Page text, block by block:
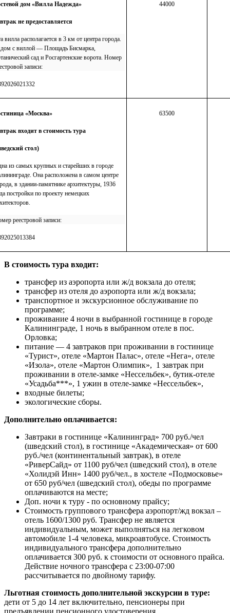
дом «Вилла Надежда»
не предоставляется
вилла располагается в 3 км от центра города.
с виллой — Площадь Бисмарка,
сад и Росгартенские ворота. Номер
записи:
44000
«Москва»
входит в стоимость тура
стол)
из самых крупных и старейших в городе
Она расположена в самом центре
в здании-памятнике архитектуры, 1936
постройки по проекту немецких
реестровой записи:
63500
В стоимость тура входит:
трансфер из аэропорта или ж/д вокзала до отеля;
трансфер из отеля до аэропорта или ж/д вокзала;
транспортное и экскурсионное обслуживание по
программе;
проживание 4 ночи в выбранной гостинице в городе
Калининграде, 1 ночь в выбранном отеле в пос.
Орловка;
питание — 4 завтраков при проживании в гостинице
«Турист», отеле «Мартон Палас», отеле «Нега», отеле
«Изола», отеле «Мартон Олимпик», 1 завтрак при
проживании в отеле-замке «Нессельбек», бутик-отеле
«Усадьба***», 1 ужин в отеле-замке «Нессельбек»,
входные билеты;
экологические сборы.
Дополнительно оплачивается:
Завтраки в гостинице «Калининград» 700 руб./чел
(шведский стол), в гостинице «Академическая» от 600
руб./чел (континентальный завтрак), в отеле
«РиверСайд» от 1100 руб/чел (шведский стол), в отеле
«Холидэй Инн» 1400 руб/чел., в хостеле «Подмосковье»
от 650 руб/чел (шведский стол), обеды по программе
оплачиваются на месте;
Доп. ночи к туру - по основному прайсу;
Стоимость группового трансфера аэропорт/жд вокзал –
отель 1600/1300 руб. Трансфер не является
индивидуальным, может выполняться на легковом
автомобиле 1-4 человека, микроавтобусе. Стоимость
индивидуального трансфера дополнительно
оплачивается 300 руб. к стоимости от основного прайса.
Действие ночного трансфера с 23:00-07:00
рассчитывается по двойному тарифу.
Льготная стоимость дополнительной экскурсии в туре:
дети от 5 до 14 лет включительно, пенсионеры при